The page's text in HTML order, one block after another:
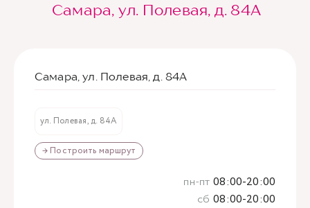
Самара, ул. Полевая, д. 84А
Самара, ул. Полевая, д. 84А
ул. Полевая, д. 84А
→ Построить маршрут
пн-пт 08:00-20:00
сб 08:00-20:00